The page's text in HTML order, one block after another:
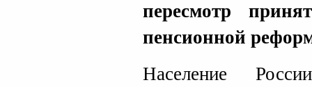
пересмотр
пенсионной
Население